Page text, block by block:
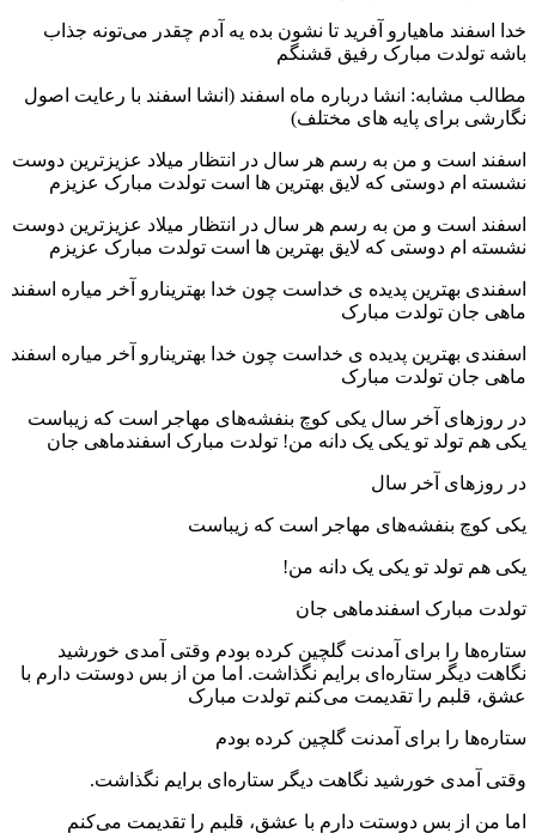
خدا اسفند ماهیارو آفرید تا نشون بده یه آدم چقدر می‌تونه جذاب
باشه تولدت مبارک رفیق قشنگم
مطالب مشابه: انشا درباره ماه اسفند (انشا اسفند با رعایت اصول
نگارشی برای پایه های مختلف)
اسفند است و من به رسم هر سال در انتظار میلاد عزیزترین دوست
نشسته ام دوستی که لایق بهترین ها است تولدت مبارک عزیزم
اسفند است و من به رسم هر سال در انتظار میلاد عزیزترین دوست
نشسته ام دوستی که لایق بهترین ها است تولدت مبارک عزیزم
اسفندی بهترین پدیده ی خداست چون خدا بهترینارو آخر میاره اسفند
ماهی جان تولدت مبارک
اسفندی بهترین پدیده ی خداست چون خدا بهترینارو آخر میاره اسفند
ماهی جان تولدت مبارک
در روز‌های آخر سال یکی کوچ بنفشه‌های مهاجر است که زیباست
یکی هم تولد تو یکی یک دانه من! تولدت مبارک اسفندماهی جان
در روز‌های آخر سال
یکی کوچ بنفشه‌های مهاجر است که زیباست
یکی هم تولد تو یکی یک دانه من!
تولدت مبارک اسفندماهی جان
ستاره‌ها را برای آمدنت گلچین کرده بودم وقتی آمدی خورشید
نگاهت دیگر ستاره‌ای برایم نگذاشت. اما من از بس دوستت دارم با
عشق، قلبم را تقدیمت می‌کنم تولدت مبارک
ستاره‌ها را برای آمدنت گلچین کرده بودم
وقتی آمدی خورشید نگاهت دیگر ستاره‌ای برایم نگذاشت.
اما من از بس دوستت دارم با عشق، قلبم را تقدیمت می‌کنم